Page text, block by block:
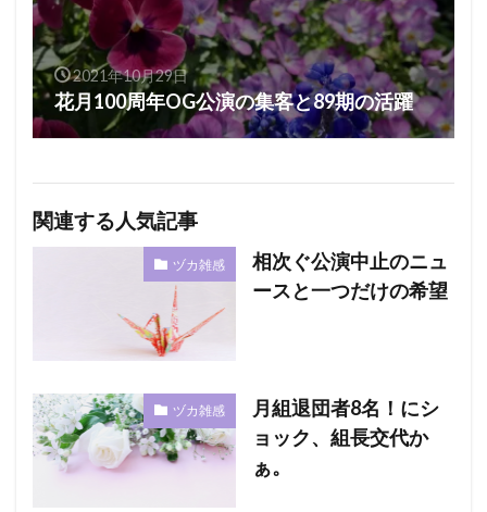
2021年10月29日
花月100周年OG公演の集客と89期の活躍
関連する人気記事
ヅカ雑感
相次ぐ公演中止のニュ
ースと一つだけの希望
ヅカ雑感
月組退団者8名！にシ
ョック、組長交代か
ぁ。